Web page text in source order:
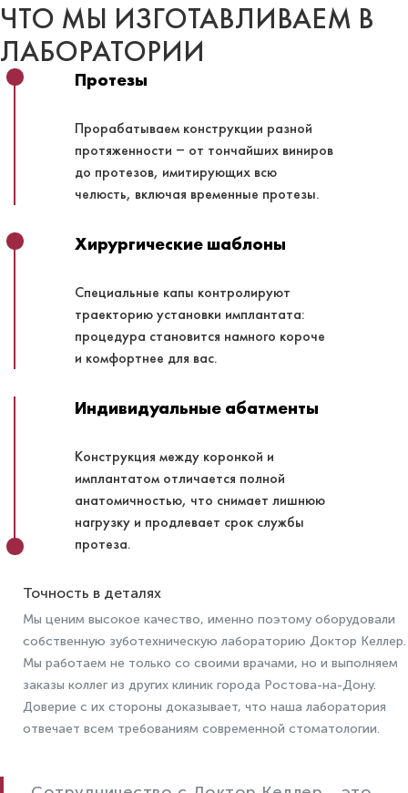
ЧТО МЫ ИЗГОТАВЛИВАЕМ В
ЛАБОРАТОРИИ
Протезы
Прорабатываем конструкции разной
протяженности ‒ от тончайших виниров
до протезов, имитирующих всю
челюсть, включая временные протезы.
Хирургические шаблоны
Специальные капы контролируют
траекторию установки имплантата:
процедура становится намного короче
и комфортнее для вас.
Индивидуальные абатменты
Конструкция между коронкой и
имплантатом отличается полной
анатомичностью, что снимает лишнюю
нагрузку и продлевает срок службы
протеза.
Точность в деталях
Мы ценим высокое качество, именно поэтому оборудовали
собственную зуботехническую лабораторию Доктор Келлер.
Мы работаем не только со своими врачами, но и выполняем
заказы коллег из других клиник города Ростова-на-Дону.
Доверие с их стороны доказывает, что наша лаборатория
отвечает всем требованиям современной стоматологии.